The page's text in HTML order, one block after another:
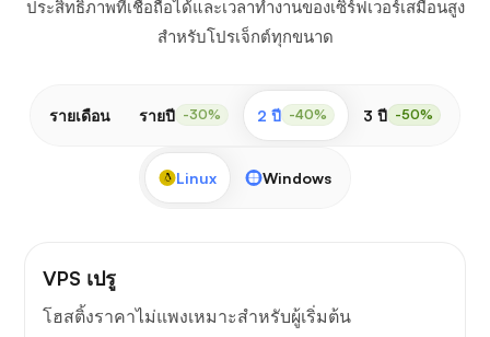
ประสิทธิภาพที่เชื่อถือได้และเวลาทำงานของเซิร์ฟเวอร์เสมือนสูง
สำหรับโปรเจ็กต์ทุกขนาด
รายเดือน รายปี -30% 2 ปี -40% 3 ปี -50%
Linux Windows
VPS เปรู
โฮสติ้งราคาไม่แพงเหมาะสำหรับผู้เริ่มต้น